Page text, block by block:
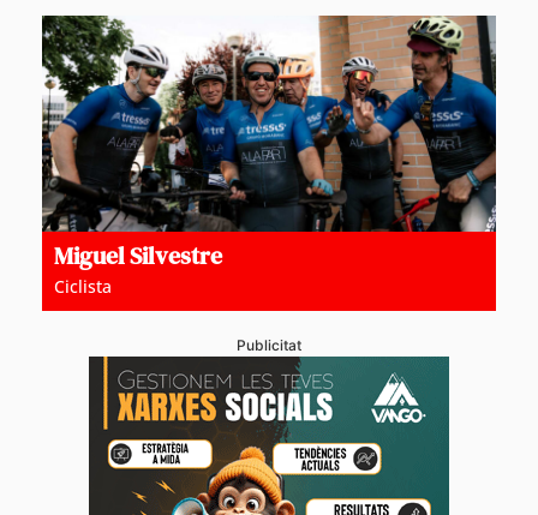
Miguel Silvestre
Ciclista
Publicitat